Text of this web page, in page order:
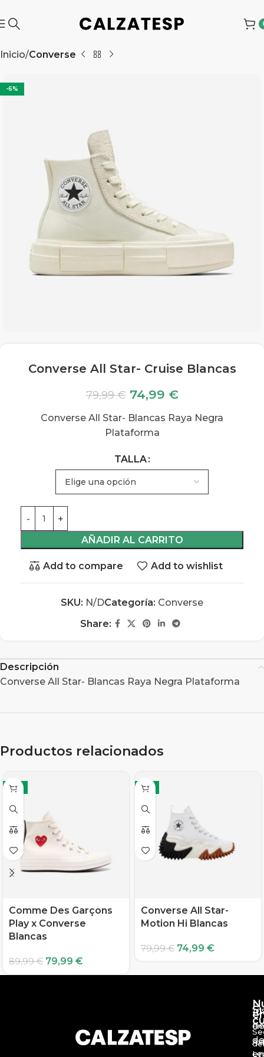
Inicio Converse
-6%
Converse All Star- Cruise Blancas
79,99€ 74,99 €
Converse All Star- Blancas Raya Negra
Plataforma
TALLA
AÑADIR AL CARRITO
Add to compare Add to wishlist
SKU: N/DCategoría: Converse
Share:
Descripción
Converse All Star- Blancas Raya Negra Plataforma
Productos relacionados
-11%
Comme Des Garçons
Play x Converse
Blancas
89,99€ 79,99 €
-6%
Converse All Star-
Motion Hi Blancas
79,99€ 74,99 €
de
en